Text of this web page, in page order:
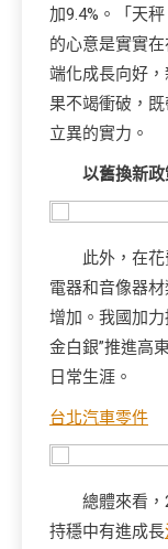
加9.4%。「天
的心意是實實
端化成長向好
果不竭衝破，
立異的實力。
以舊換新
此外，在
電器和音像器
增加。我國加
金白銀”推進高
日常生涯。
台北汽車零件
總體來看
持穩中有進成長